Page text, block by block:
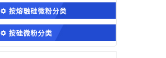
按熔融硅微粉分类
按硅微粉分类